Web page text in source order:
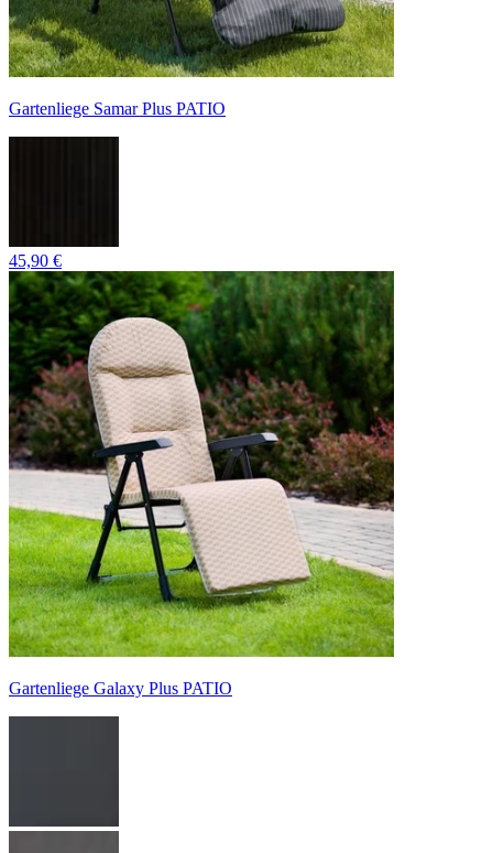
Gartenliege Samar Plus PATIO
45,90 €
Gartenliege Galaxy Plus PATIO